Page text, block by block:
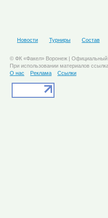
Новости Турниры Состав
© ФК «Факел» Воронеж |
При использовании материалов
О нас
Реклама Ссылки